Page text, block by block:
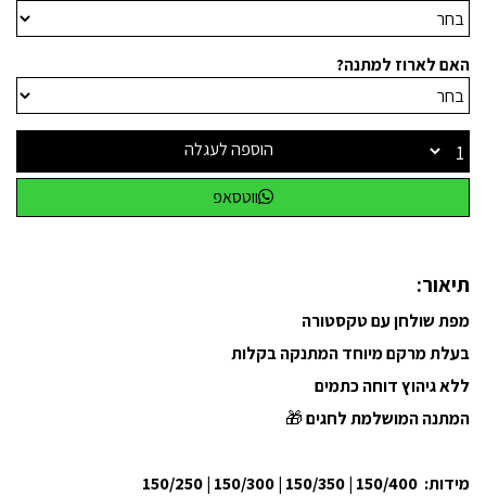
האם לארוז למתנה?
הוספה לעגלה
ווטסאפ
תיאור:
מפת שולחן עם טקסטורה
בעלת מרקם מיוחד המתנקה בקלות
ללא גיהוץ דוחה כתמים
המתנה המושלמת לחגים🎁
מידות: 150/400 | 150/350 | 150/300 | 150/250